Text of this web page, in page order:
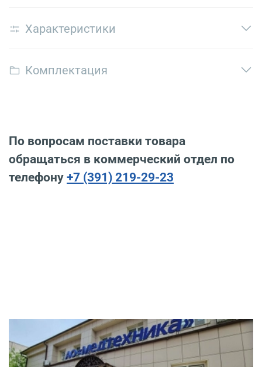
Характеристики
Комплектация
По вопросам поставки товара
обращаться в коммерческий отдел по
телефону +7 (391) 219-29-23